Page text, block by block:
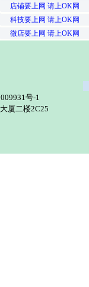
店铺要上网 请上OK网
科技要上网 请上OK网
微店要上网 请上OK网
号-1
厦二楼2C25